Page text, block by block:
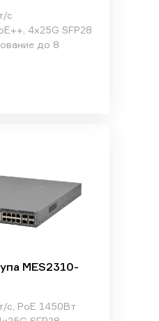
с
4x25G SFP28
до 8
MES2310-
с, PoE 1450Вт